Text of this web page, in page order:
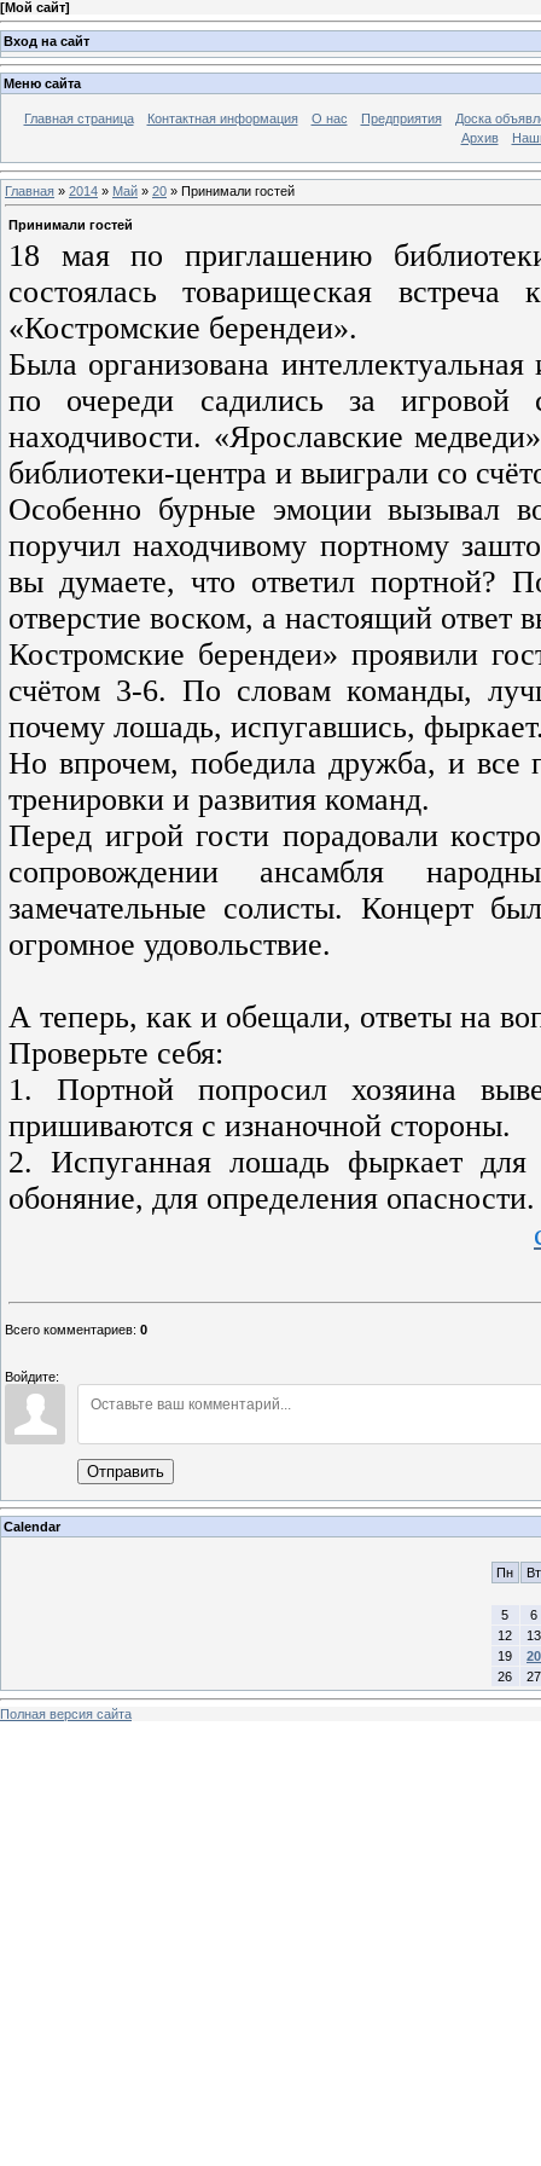
[Мой сайт]
Вход на сайт
Меню сайта
Главная страница Контактная информация О нас Предприятия
Доска
Архив
Главная » 2014 » Май » 20 » Принимали гостей
Принимали гостей
18 мая по приглашению
состоялась товарищеская
«Костромские берендеи».
Была организована
по очереди садились за игровой
находчивости. «Ярославские
библиотеки-центра и выиграли со
Особенно бурные эмоции вызывал
поручил находчивому портному
вы думаете, что ответил портной?
отверстие воском, а настоящий ответ
Костромские берендеи» проявили
счётом 3-6. По словам команды,
почему лошадь, испугавшись,
Но впрочем, победила дружба, и все
тренировки и развития команд.
Перед игрой гости порадовали
сопровождении ансамбля
замечательные солисты. Концерт
огромное удовольствие.
А теперь, как и обещали, ответы на
Проверьте себя:
1. Портной попросил хозяина
пришиваются с изнаночной стороны.
2. Испуганная лошадь фыркает
обоняние, для определения опасности.
Всего комментариев: 0
Войдите:
Отправить
Calendar
Пн Вт
5
6
12
13
19
20
26
27
Полная версия сайта